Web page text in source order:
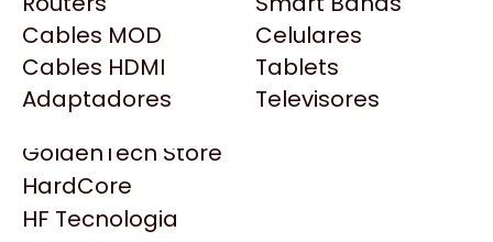
Cables MOD
Cables HDMI
Adaptadores
Celulares
Tablets
Televisores
Gamemax
Genesis
Genius
HP
HyperX
INNO3D
Dinobyte
Full H4rd
Gaming City
Gezatek
GoldenTech Store
HardCore
HF Tecnologia